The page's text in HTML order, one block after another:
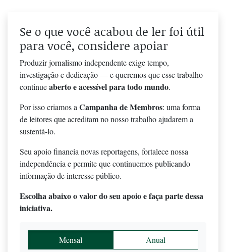
Se o que você acabou de ler foi útil
para você, considere apoiar
Produzir jornalismo independente exige tempo,
investigação e dedicação — e queremos que esse trabalho
continueaberto e acessível para todo mundo.
Por isso criamos aCampanha de Membros: uma forma
de leitores que acreditam no nosso trabalho ajudarem a
sustentá-lo.
Seu apoio financia novas reportagens, fortalece nossa
independência e permite que continuemos publicando
informação de interesse público.
Escolha abaixo o valor do seu apoio e faça parte dessa
iniciativa.
Mensal Anual